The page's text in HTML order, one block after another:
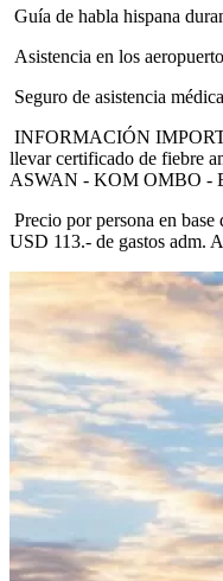
Guía de habla hispana
Asistencia en los
Seguro de asistencia
INFORMACIÓN
llevar certificado de fiebre
ASWAN - KOM OMBO -
Precio por persona en
USD 113.- de gastos adm.